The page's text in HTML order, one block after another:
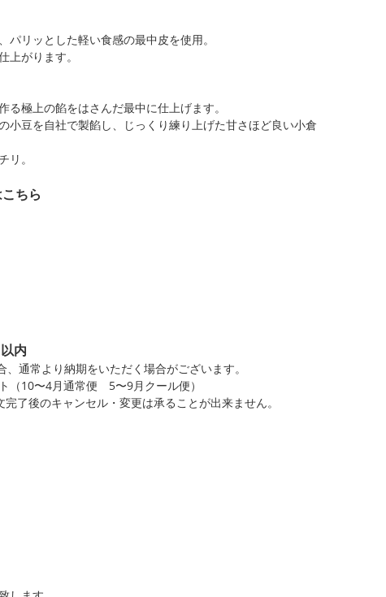
パリッとした軽い食感の最中皮を使用。
上がります。
る極上の餡をはさんだ最中に仕上げます。
小豆を自社で製餡し、じっくり練り上げた甘さほど良い小倉
リ。
ちら
内
通常より納期をいただく場合がございます。
（10〜4月通常便 5〜9月クール便）
了後のキャンセル・変更は承ることが出来ません。